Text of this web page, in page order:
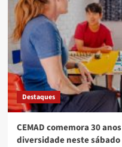
Destaques
CEMAD comemora 30
diversidade neste sábado